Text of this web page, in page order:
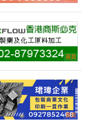
立即報價
立即報價